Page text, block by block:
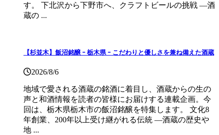
す。 下北沢から下野市へ、クラフトビールの挑戦 ―酒
蔵の ...
【杉並木】飯沼銘醸 ｰ 栃木県 ｰ こだわりと優しさを兼ね備えた酒蔵
2026/8/6
地域で愛される酒蔵の銘酒に着目し、酒蔵からの生の
声と和酒情報を読者の皆様にお届けする連載企画。今
回は、栃木県栃木市の飯沼銘醸を特集します。 文化8
年創業、200年以上受け継がれる伝統 ―酒蔵の歴史や
地 ...